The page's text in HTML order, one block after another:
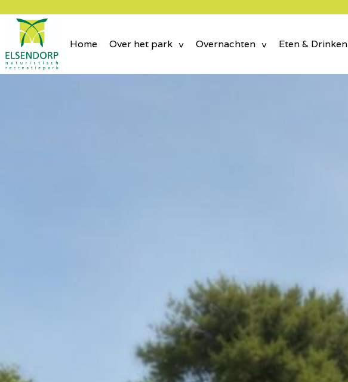
Home Over het park Overnachten Eten & Drinken